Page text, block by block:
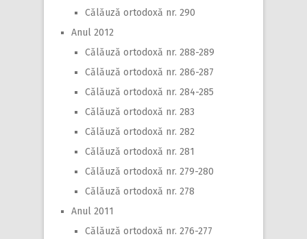
Călăuză ortodoxă nr. 290
Anul 2012
Călăuză ortodoxă nr. 288-289
Călăuză ortodoxă nr. 286-287
Călăuză ortodoxă nr. 284-285
Călăuză ortodoxă nr. 283
Călăuză ortodoxă nr. 282
Călăuză ortodoxă nr. 281
Călăuză ortodoxă nr. 279-280
Călăuză ortodoxă nr. 278
Anul 2011
Călăuză ortodoxă nr. 276-277